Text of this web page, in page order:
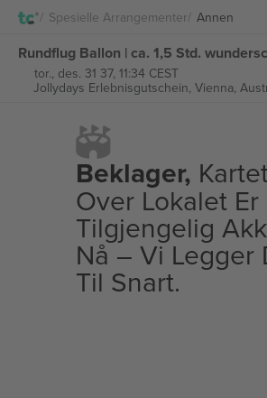
Spesielle Arrangementer AnnenLogg Inn
tor., des. 31 37, 11:34 CEST
Jollydays Erlebnisgutschein, Vienna,
Beklager,
Over Lokalet Er
Tilgjengelig
Nå – Vi Legger
Til Snart.